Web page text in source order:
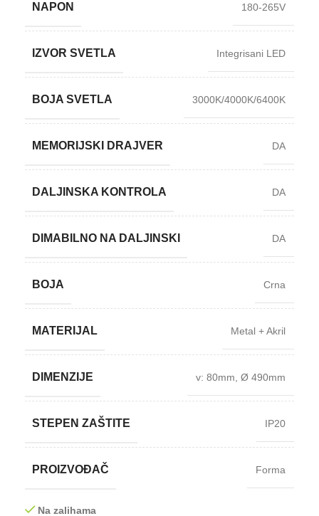
NAPON 180-265V
IZVOR SVETLA Integrisani LED
BOJA SVETLA 3000K/4000K/6400K
MEMORIJSKI DRAJVER DA
DALJINSKA KONTROLA DA
DIMABILNO NA DALJINSKI DA
BOJA Crna
MATERIJAL Metal + Akril
DIMENZIJE v: 80mm, Ø 490mm
STEPEN ZAŠTITE IP20
PROIZVOĐAČ Forma
Na zalihama